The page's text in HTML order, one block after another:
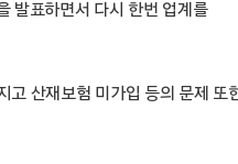
발표하면서 다시 한번 업계를
고 산재보험 미가입 등의 문제 또